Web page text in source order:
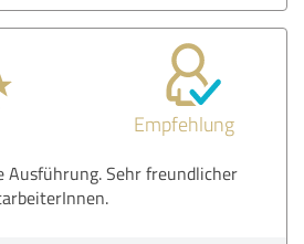
Empfehlung
Ausführung. Sehr freundlicher